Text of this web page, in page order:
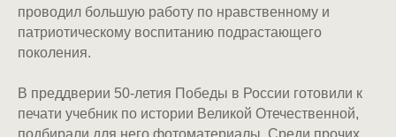
проводил большую работу по нравственному и
патриотическому воспитанию подрастающего
поколения.
В преддверии 50-летия Победы в России готовили к
печати учебник по истории Великой Отечественной,
подбирали для него фотоматериалы. Среди прочих